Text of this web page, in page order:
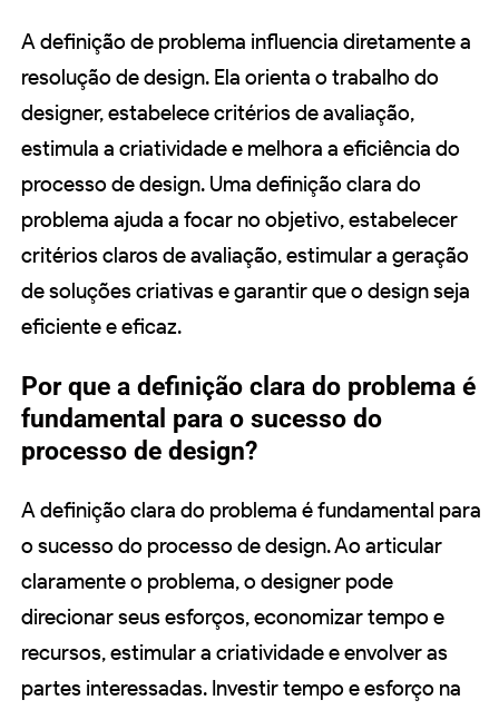
A definição de problema influencia diretamente a
resolução de design. Ela orienta o trabalho do
designer, estabelece critérios de avaliação,
estimula a criatividade e melhora a eficiência do
processo de design. Uma definição clara do
problema ajuda a focar no objetivo, estabelecer
critérios claros de avaliação, estimular a geração
de soluções criativas e garantir que o design seja
eficiente e eficaz.
Por que a definição clara do problema é
fundamental para o sucesso do
processo de design?
A definição clara do problema é fundamental para
o sucesso do processo de design. Ao articular
claramente o problema, o designer pode
direcionar seus esforços, economizar tempo e
recursos, estimular a criatividade e envolver as
partes interessadas. Investir tempo e esforço na